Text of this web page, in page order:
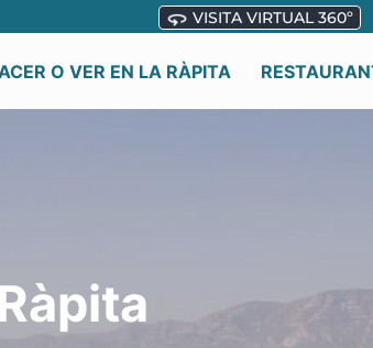
VISITA VIRTUAL 360º
O VER EN LA RÀPITA